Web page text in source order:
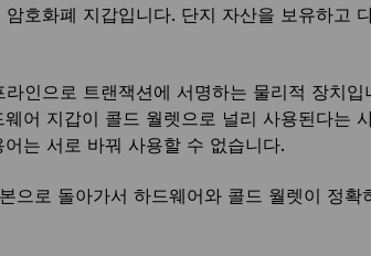
호화폐 지갑입니다. 단지 자산을 보유하고
인으로 트랜잭션에 서명하는 물리적 장치
어 지갑이 콜드 월렛으로 널리 사용된다는
는 서로 바꿔 사용할 수 없습니다.
으로 돌아가서 하드웨어와 콜드 월렛이 정확